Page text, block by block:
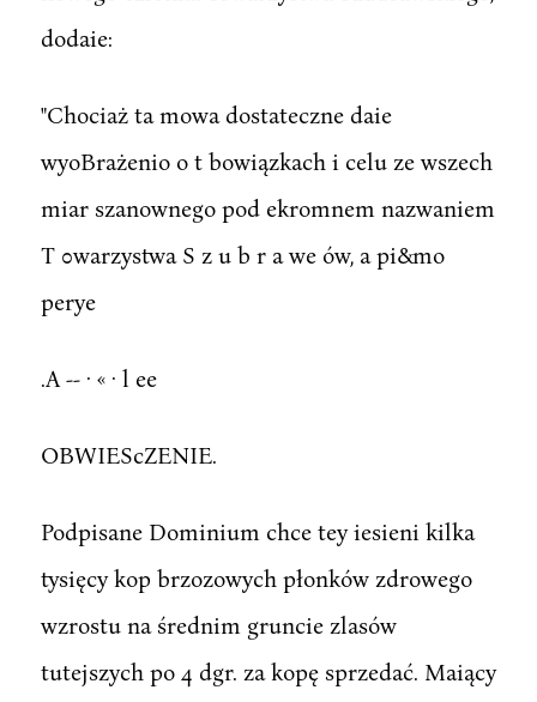
dodaie:
"Chociaż ta mowa dostateczne daie
wyoBrażenio o t bowiązkach i celu ze wszech
miar szanownego pod ekromnem nazwaniem
T 0warzystwa S z u b r a we ów, a pi&mo
perye
.A -- · « · l ee
OBWIEScZENIE.
Podpisane Dominium chce tey iesieni kilka
tysięcy kop brzozowych płonków zdrowego
wzrostu na średnim gruncie zlasów
tutejszych po 4 dgr. za kopę sprzedać. Maiący